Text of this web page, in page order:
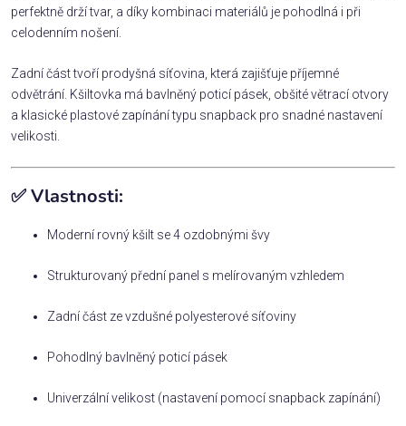
perfektně drží tvar, a díky kombinaci materiálů je pohodlná i při
celodenním nošení.
Zadní část tvoří prodyšná síťovina, která zajišťuje příjemné
odvětrání. Kšiltovka má bavlněný poticí pásek, obšité větrací otvory
a klasické plastové zapínání typu snapback pro snadné nastavení
velikosti.
✅ Vlastnosti:
Moderní rovný kšilt se 4 ozdobnými švy
Strukturovaný přední panel s melírovaným vzhledem
Zadní část ze vzdušné polyesterové síťoviny
Pohodlný bavlněný poticí pásek
Univerzální velikost (nastavení pomocí snapback zapínání)